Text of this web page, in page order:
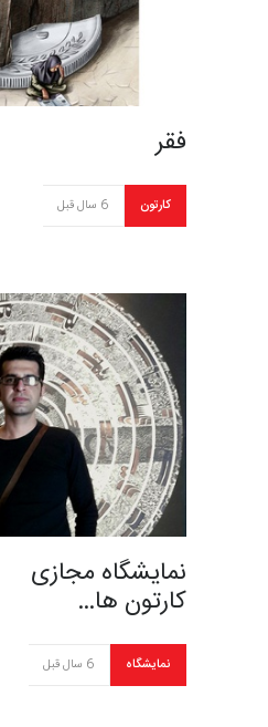
فقر
کارتون 6 سال قبل
نمایشگاه مجازی
کارتون ها…
نمایشگاه 6 سال قبل